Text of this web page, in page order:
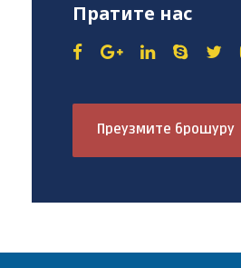
Пратите нас
Преузмите брошуру